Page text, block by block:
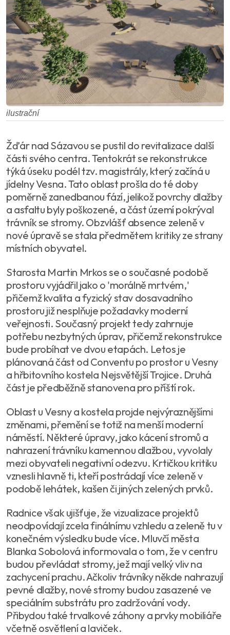
ilustrační
Žďár nad Sázavou se pustil do revitalizace další
části svého centra. Tentokrát se rekonstrukce
týká úseku podél tzv. magistrály, který začíná u
jídelny Vesna. Tato oblast prošla do té doby
poměrně zanedbanou fází, jelikož povrchy dlažby
a asfaltu byly poškozené, a část území pokrýval
trávník se stromy. Obzvlášť absence zeleně v
nové úpravě se stala předmětem kritiky ze strany
místních obyvatel.
Starosta Martin Mrkos se o současné podobě
prostoru vyjádřil jako o 'morálně mrtvém,'
přičemž kvalita a fyzický stav dosavadního
prostoru již nesplňuje požadavky moderní
veřejnosti. Současný projekt tedy zahrnuje
potřebu nezbytných úprav, přičemž rekonstrukce
bude probíhat ve dvou etapách. Letos je
plánovaná část od Conventu po prostor u Vesny
a hřbitovního kostela Nejsvětější Trojice. Druhá
část je předběžně stanovena pro příští rok.
Oblast u Vesny a kostela projde nejvýraznějšími
změnami, přemění se totiž na menší moderní
náměstí. Některé úpravy, jako kácení stromů a
nahrazení trávníku kamennou dlažbou, vyvolaly
mezi obyvateli negativní odezvu. Krtičkou kritiku
vznesli hlavně ti, kteří postrádají více zeleně v
podobě lehátek, kašen či jiných zelených prvků.
Radnice však ujišťuje, že vizualizace projektů
neodpovídají zcela finálnímu vzhledu a zeleně tu v
konečném výsledku bude více. Mluvčí města
Blanka Sobolová informovala o tom, že v centru
budou převládat stromy, jež mají velký vliv na
zachycení prachu. Ačkoliv trávníky někde nahrazují
pevné dlažby, nové stromy budou zasazené ve
speciálním substrátu pro zadržování vody.
Přibydou také trvalkové záhony a prvky mobiliáře
včetně osvětlení a laviček.